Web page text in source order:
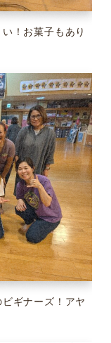
！お菓子もあり
ギナーズ！アヤ